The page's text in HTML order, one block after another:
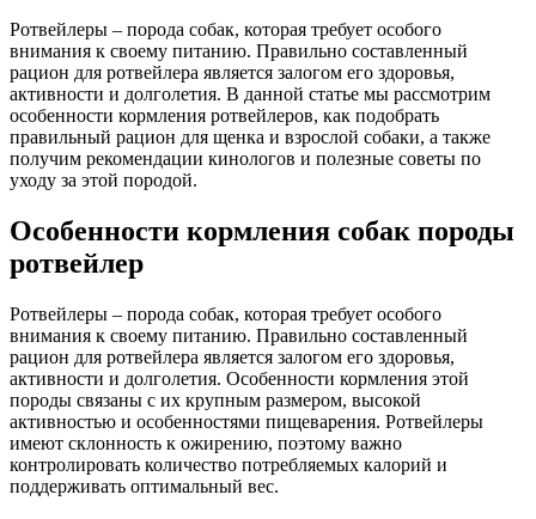
Ротвейлеры – порода собак, которая требует особого
внимания к своему питанию. Правильно составленный
рацион для ротвейлера является залогом его здоровья,
активности и долголетия. В данной статье мы рассмотрим
особенности кормления ротвейлеров, как подобрать
правильный рацион для щенка и взрослой собаки, а также
получим рекомендации кинологов и полезные советы по
уходу за этой породой.
Особенности кормления собак породы
ротвейлер
Ротвейлеры – порода собак, которая требует особого
внимания к своему питанию. Правильно составленный
рацион для ротвейлера является залогом его здоровья,
активности и долголетия. Особенности кормления этой
породы связаны с их крупным размером, высокой
активностью и особенностями пищеварения. Ротвейлеры
имеют склонность к ожирению, поэтому важно
контролировать количество потребляемых калорий и
поддерживать оптимальный вес.